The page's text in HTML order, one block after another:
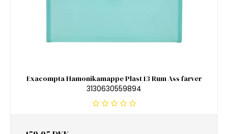
Exacompta Hamonikamappe Plast 13 Rum Ass farver
3130630559894